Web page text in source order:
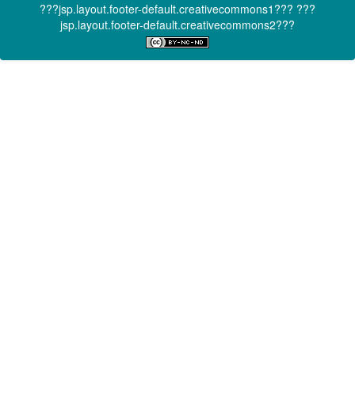
???jsp.layout.footer-default.creativecommons1??? ???
jsp.layout.footer-default.creativecommons2???